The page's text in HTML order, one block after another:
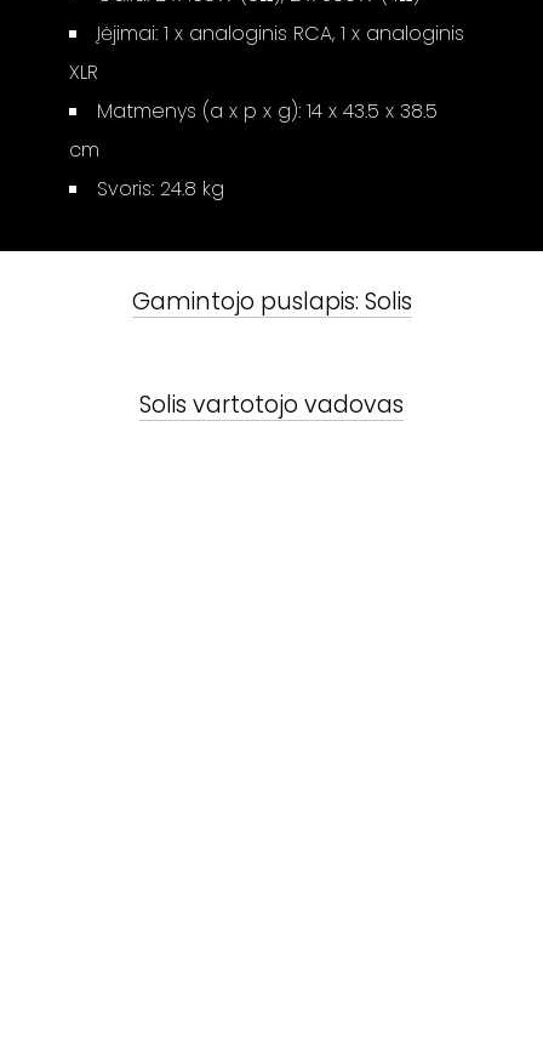
Įėjimai: 1 x analoginis RCA, 1 x analoginis
XLR
Matmenys (a x p x g): 14 x 43.5 x 38.5
cm
Svoris: 24.8 kg
Gamintojo puslapis: Solis
Solis vartotojo vadovas